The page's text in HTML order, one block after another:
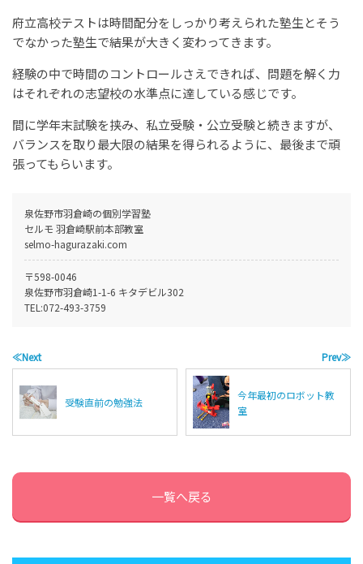
府立高校テストは時間配分をしっかり考えられた塾生とそう
でなかった塾生で結果が大きく変わってきます。
経験の中で時間のコントロールさえできれば、問題を解く力
はそれぞれの志望校の水準点に達している感じです。
間に学年末試験を挟み、私立受験・公立受験と続きますが、
バランスを取り最大限の結果を得られるように、最後まで頑
張ってもらいます。
泉佐野市羽倉崎の個別学習塾
セルモ 羽倉崎駅前本部教室
selmo-hagurazaki.com
〒598-0046
泉佐野市羽倉崎1-1-6 キタデビル302
TEL:072-493-3759
≪Next
受験直前の勉強法
Prev≫
今年最初のロボット教
室
一覧へ戻る